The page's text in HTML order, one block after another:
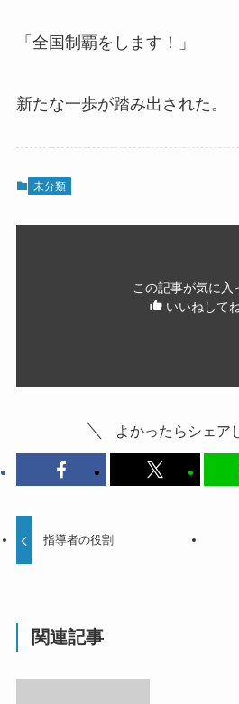
「全国制覇をします！」
新たな一歩が踏み出された。
未分類
この記事が気に入
いいねして
よかったらシェア
指導者の役割
関連記事